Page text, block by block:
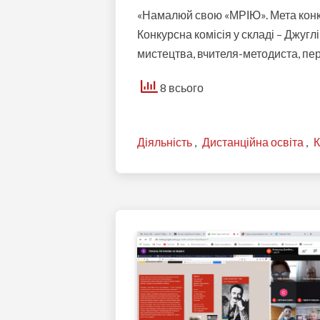
«Намалюй свою «МРІЮ». Мета
Конкурсна комісія у складі –
мистецтва, вчителя-методиста,
8 всього
Діяльність , Дистанційна освіта ,